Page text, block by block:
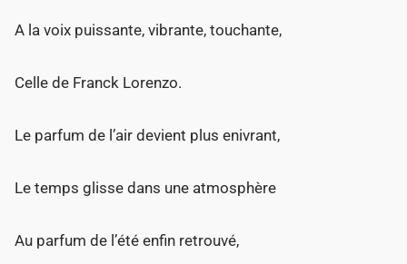
A la voix puissante, vibrante, touchante,
Celle de Franck Lorenzo.
Le parfum de l’air devient plus enivrant,
Le temps glisse dans une atmosphère
Au parfum de l’été enfin retrouvé,